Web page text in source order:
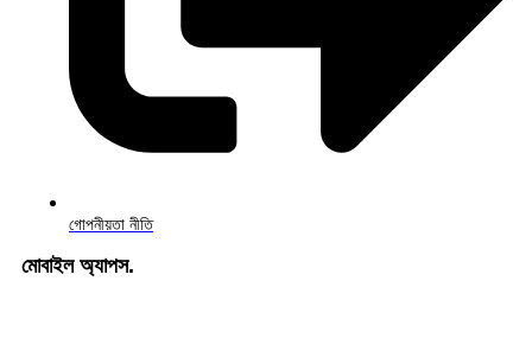
গোপনীয়তা নীতি
মোবাইল অ্যাপস.